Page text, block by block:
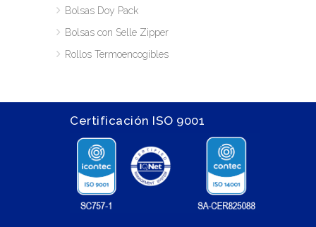
Bolsas Doy Pack
Bolsas con Selle Zipper
Rollos Termoencogibles
Certificación ISO 9001